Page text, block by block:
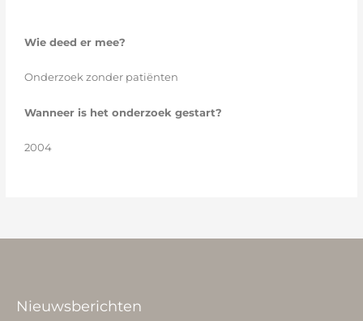
Wie deed er mee?
Onderzoek zonder patiënten
Wanneer is het onderzoek gestart?
2004
Nieuwsberichten